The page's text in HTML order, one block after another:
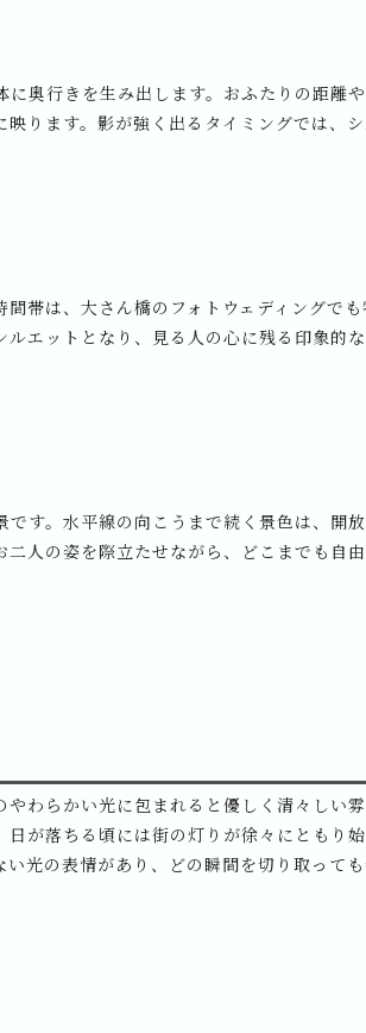
奥行きを生み出します。おふたりの距離
ります。影が強く出るタイミングでは、
帯は、大さん橋のフォトウェディングでも
エットとなり、見る人の心に残る印象的
す。水平線の向こうまで続く景色は、開
人の姿を際立たせながら、どこまでも自
わらかい光に包まれると優しく清々しい
が落ちる頃には街の灯りが徐々にともり始
光の表情があり、どの瞬間を切り取って